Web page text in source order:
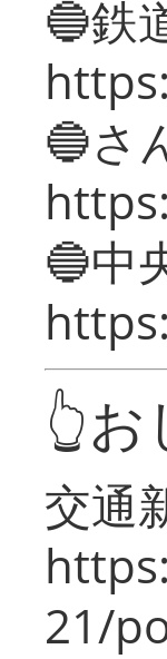
🔵鉄
🔵さ
🔵中
👆
交通
21/